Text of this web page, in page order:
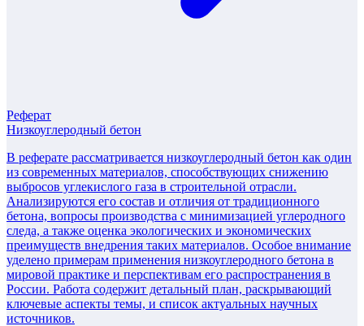
Реферат
Низкоуглеродный бетон
В реферате рассматривается низкоуглеродный бетон как один
из современных материалов, способствующих снижению
выбросов углекислого газа в строительной отрасли.
Анализируются его состав и отличия от традиционного
бетона, вопросы производства с минимизацией углеродного
следа, а также оценка экологических и экономических
преимуществ внедрения таких материалов. Особое внимание
уделено примерам применения низкоуглеродного бетона в
мировой практике и перспективам его распространения в
России. Работа содержит детальный план, раскрывающий
ключевые аспекты темы, и список актуальных научных
источников.